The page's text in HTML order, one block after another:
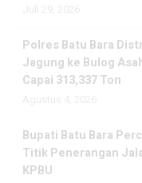
Polres Batu Bara
Jagung ke Bulog
Capai 313,337 Ton
Bupati Batu Bara
Titik Penerangan
KPBU